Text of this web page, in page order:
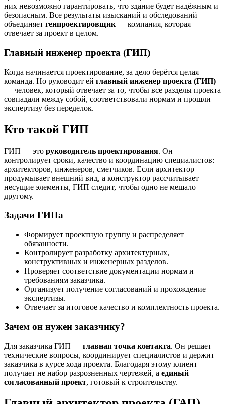
них невозможно гарантировать, что здание будет надёжным и
безопасным. Все результаты изысканий и обследований
объединяет генпроектировщик — компания, которая
отвечает за проект в целом.
Главный инженер проекта (ГИП)
Когда начинается проектирование, за дело берётся целая
команда. Но руководит ей главный инженер проекта (ГИП)
— человек, который отвечает за то, чтобы все разделы проекта
совпадали между собой, соответствовали нормам и прошли
экспертизу без переделок.
Кто такой ГИП
ГИП — это руководитель проектирования. Он
контролирует сроки, качество и координацию специалистов:
архитекторов, инженеров, сметчиков. Если архитектор
продумывает внешний вид, а конструктор рассчитывает
несущие элементы, ГИП следит, чтобы одно не мешало
другому.
Задачи ГИПа
Формирует проектную группу и распределяет
обязанности.
Контролирует разработку архитектурных,
конструктивных и инженерных разделов.
Проверяет соответствие документации нормам и
требованиям заказчика.
Организует получение согласований и прохождение
экспертизы.
Отвечает за итоговое качество и комплектность проекта.
Зачем он нужен заказчику?
Для заказчика ГИП — главная точка контакта. Он решает
технические вопросы, координирует специалистов и держит
заказчика в курсе хода проекта. Благодаря этому клиент
получает не набор разрозненных чертежей, а единый
согласованный проект, готовый к строительству.